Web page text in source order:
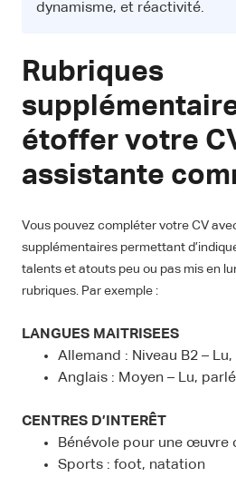
dynamisme, et réactivité.
Rubriques
étoffer votre
assistante
Vous pouvez compléter votre CV
supplémentaires permettant
talents et atouts peu ou pas mis en
rubriques. Par exemple :
LANGUES MAITRISEES
Allemand : Niveau B2 –
Anglais : Moyen – Lu,
CENTRES D’INTERÊT
Bénévole pour une œuvre
Sports : foot, natation